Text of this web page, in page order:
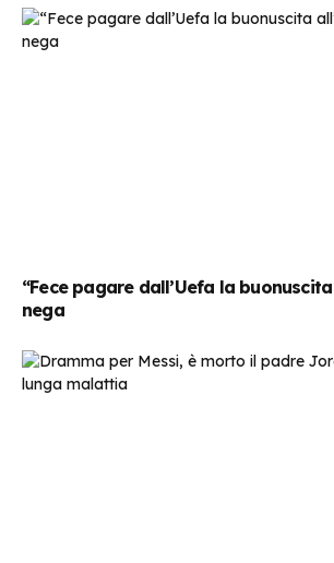
“Fece pagare dall’Uefa la buonuscita
nega